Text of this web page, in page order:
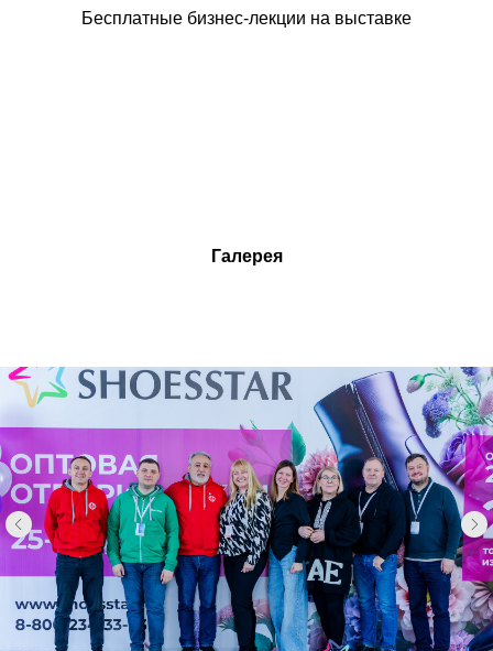
Бесплатные бизнес-лекции на выставке
Галерея